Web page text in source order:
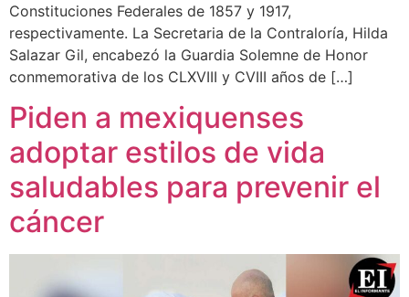
Constituciones Federales de 1857 y 1917,
respectivamente. La Secretaria de la Contraloría, Hilda
Salazar Gil, encabezó la Guardia Solemne de Honor
conmemorativa de los CLXVIII y CVIII años de […]
Piden a mexiquenses
adoptar estilos de vida
saludables para prevenir el
cáncer